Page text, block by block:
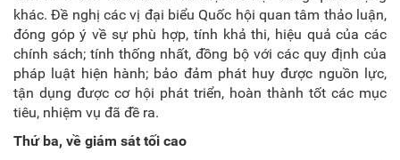
khác. Đề nghị các vị đại biểu Quốc hội quan tâm thảo luận,
đóng góp ý về sự phù hợp, tính khả thi, hiệu quả của các
chính sách; tính thống nhất, đồng bộ với các quy định của
pháp luật hiện hành; bảo đảm phát huy được nguồn lực,
tận dụng được cơ hội phát triển, hoàn thành tốt các mục
tiêu, nhiệm vụ đã đề ra.
Thứ ba, về giám sát tối cao